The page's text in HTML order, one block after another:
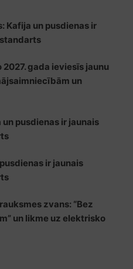
Kafija un pusdienas ir
gada ieviesīs jaunu
un
pusdienas ir jaunais
ir jaunais
zvans: “Bez
un likme uz elektrisko